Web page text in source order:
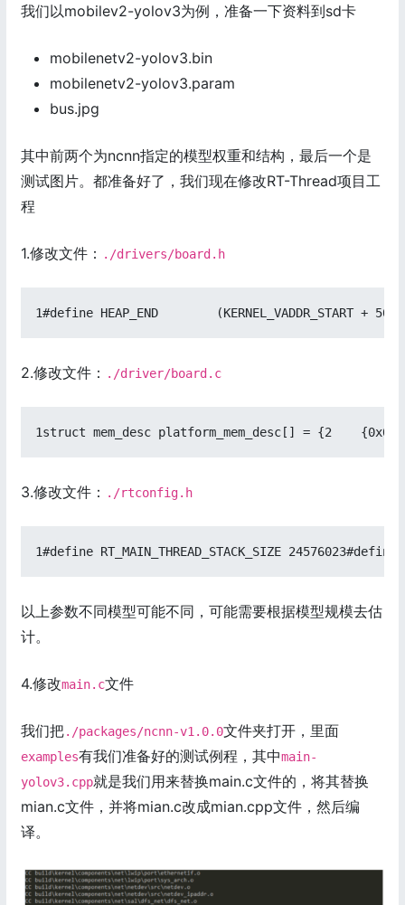
我们以mobilev2-yolov3为例，准备一下资料到sd卡
mobilenetv2-yolov3.bin
mobilenetv2-yolov3.param
bus.jpg
其中前两个为ncnn指定的模型权重和结构，最后一个是
测试图片。都准备好了，我们现在修改RT-Thread项目工
程
1.修改文件： ./drivers/board.h
1#define HEAP_END        (KERNEL_VADDR_START +
2.修改文件： ./driver/board.c
1struct mem_desc platform_mem_desc[] = {2
3.修改文件： ./rtconfig.h
1#define RT_MAIN_THREAD_STACK_SIZE 24576023#define
以上参数不同模型可能不同，可能需要根据模型规模去估
计。
4.修改main.c文件
我们把./packages/ncnn-v1.0.0文件夹打开，里面
examples有我们准备好的测试例程，其中main-
yolov3.cpp就是我们用来替换main.c文件的，将其替换
mian.c文件，并将mian.c改成mian.cpp文件，然后编
译。